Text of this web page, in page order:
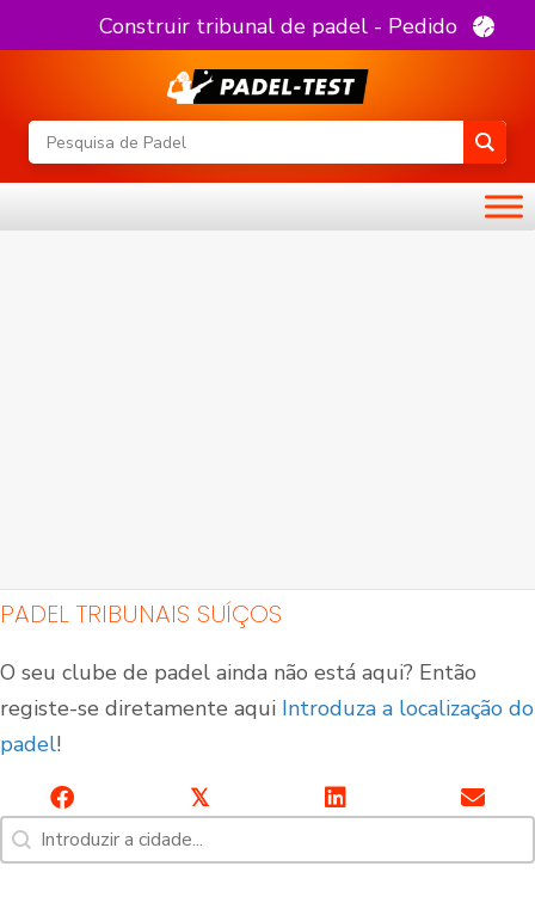
Construir tribunal de padel - Pedido
PADEL TRIBUNAIS SUÍÇOS
O seu clube de padel ainda não está aqui? Então
registe-se diretamente aqui Introduza a localização do
padel!
𝕏
Pesquisa [7]
Pesquisar conteúdo